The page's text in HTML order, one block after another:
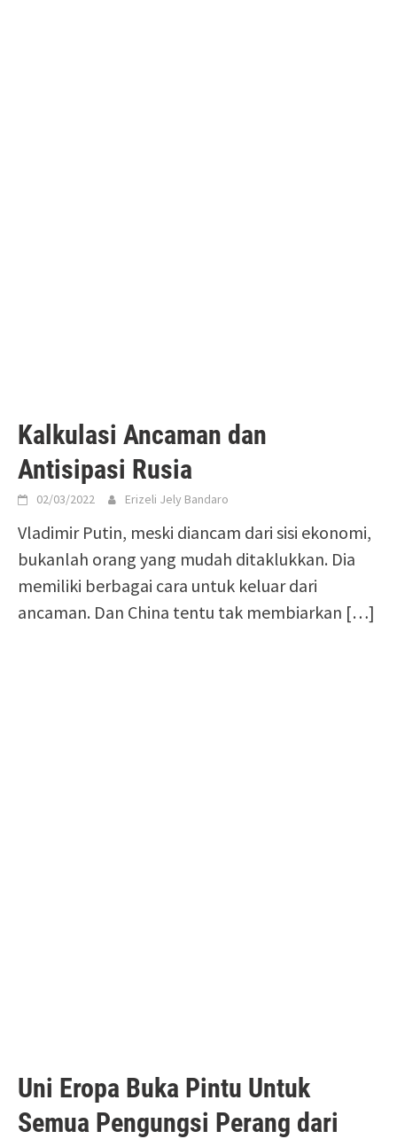
Kalkulasi Ancaman dan
Antisipasi Rusia
02/03/2022 Erizeli Jely Bandaro
Vladimir Putin, meski diancam dari sisi ekonomi,
bukanlah orang yang mudah ditaklukkan. Dia
memiliki berbagai cara untuk keluar dari
ancaman. Dan China tentu tak membiarkan […]
Uni Eropa Buka Pintu Untuk
Semua Pengungsi Perang dari